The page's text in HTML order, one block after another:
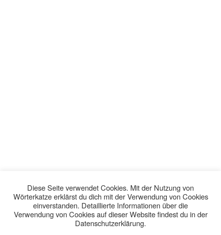
Diese Seite verwendet Cookies. Mit der Nutzung von
Wörterkatze erklärst du dich mit der Verwendung von Cookies
einverstanden. Detaillierte Informationen über die
Verwendung von Cookies auf dieser Website findest du in der
Datenschutzerklärung.